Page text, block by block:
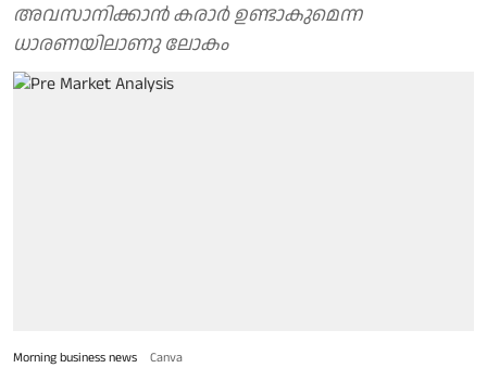
അവസാനിക്കാൻ കരാർ ഉണ്ടാകുമെന്ന
ധാരണയിലാണു ലോകം
Morning business news Canva